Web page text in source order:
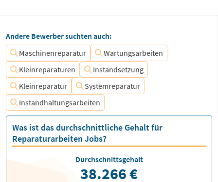
Andere Bewerber suchten auch:
Maschinenreparatur
Wartungsarbeiten
Kleinreparaturen
Instandsetzung
Kleinreparatur
Systemreparatur
Instandhaltungsarbeiten
Was ist das durchschnittliche Gehalt für
Reparaturarbeiten Jobs?
Durchschnittsgehalt
38.266 €